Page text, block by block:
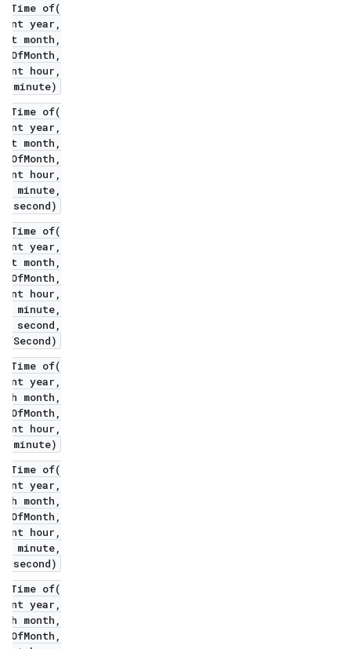
of(
year,
month,
hour,
of(
year,
month,
hour,
of(
year,
month,
hour,
of(
year,
month,
hour,
of(
year,
month,
hour,
of(
year,
month,